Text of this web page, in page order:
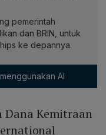
pemerintah
dan BRIN, untuk
ke depannya.
AI
Kemitraan